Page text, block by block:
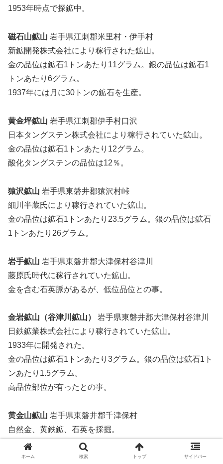
1953年時点で探鉱中。
磁石山鉱山 岩手県江刺郡米里村・伊手村
新鉱開発株式会社により稼行された鉱山。
金の品位は鉱石1トンあたり11グラム。銀の品位は鉱石1
トンあたり6グラム。
1937年には月に30トンの鉱石を生産。
黄金坪鉱山 岩手県江刺郡伊手村口沢
日本タングステン株式会社により稼行されていた鉱山。
金の品位は鉱石1トンあたり12グラム。
酸化タングステンの品位は12％。
猿沢鉱山 岩手県東磐井郡猿沢村峠
細川半蔵氏により稼行されていた鉱山。
金の品位は鉱石1トンあたり23.5グラム。銀の品位は鉱石
1トンあたり26グラム。
岩手鉱山 岩手県東磐井郡大津保村谷津川
藤原氏時代に稼行されていた鉱山。
金を含む石英脈があるが、低位品位との事。
金岩鉱山（谷津川鉱山）
岩手県東磐井郡大津保村谷津川
日鉄鉱業株式会社により稼行されていた鉱山。
1933年に開発された。
金の品位は鉱石1トンあたり3グラム。銀の品位は鉱石1ト
ンあたり1.5グラム。
高品位部位が有ったとの事。
黄金山鉱山 岩手県東磐井郡千津保村
自然金、黄鉄鉱、石英を採掘。
部分により金の品位は鉱石1トンあたり20グラム。銀の品
位は鉱石1トンあたり2グラム。
ホーム 検索 トップ サイドバー